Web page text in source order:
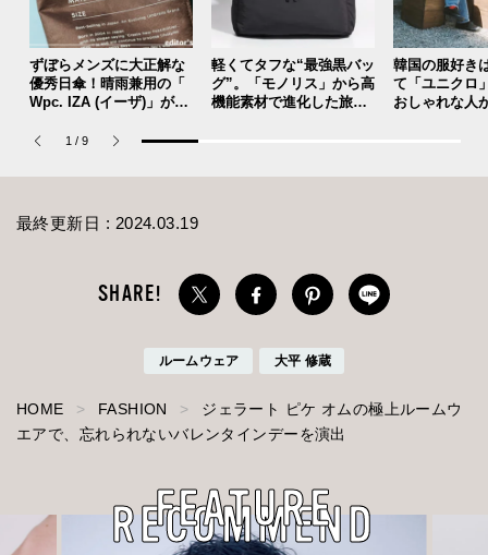
ずぼらメンズに大正解な
優秀日傘！晴雨兼用の「
Wpc. IZA (イーザ)」があ
ラ豪雨も無問題！[編集者
軽くてタフな“最強黒バッ
グ”。「モノリス」から高
機能素材で進化した旅行
韓国の服好き
て「ユニクロ
おしゃれな人
1 / 9
最終更新日 : 2024.03.19
ルームウェア 大平 修蔵
HOME FASHION
ジェラート ピケ オムの極上ルームウ
エアで、忘れられないバレンタインデーを演出
RECOMMEND
FEATURE